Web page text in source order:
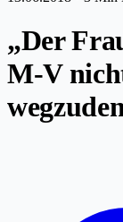
„Der
M-V